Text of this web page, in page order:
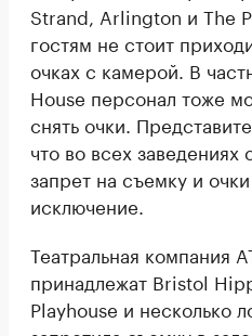
Strand, Arlington и The
гостям не стоит
очках с камерой. В
House персонал тоже
снять очки.
что во всех
запрет на съемку и
исключение.
Театральная компания
принадлежат Bristol
Playhouse и несколько